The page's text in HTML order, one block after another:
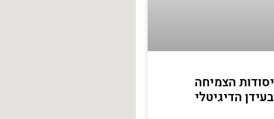
יסודות הצמיחה
בעידן הדיגיטלי